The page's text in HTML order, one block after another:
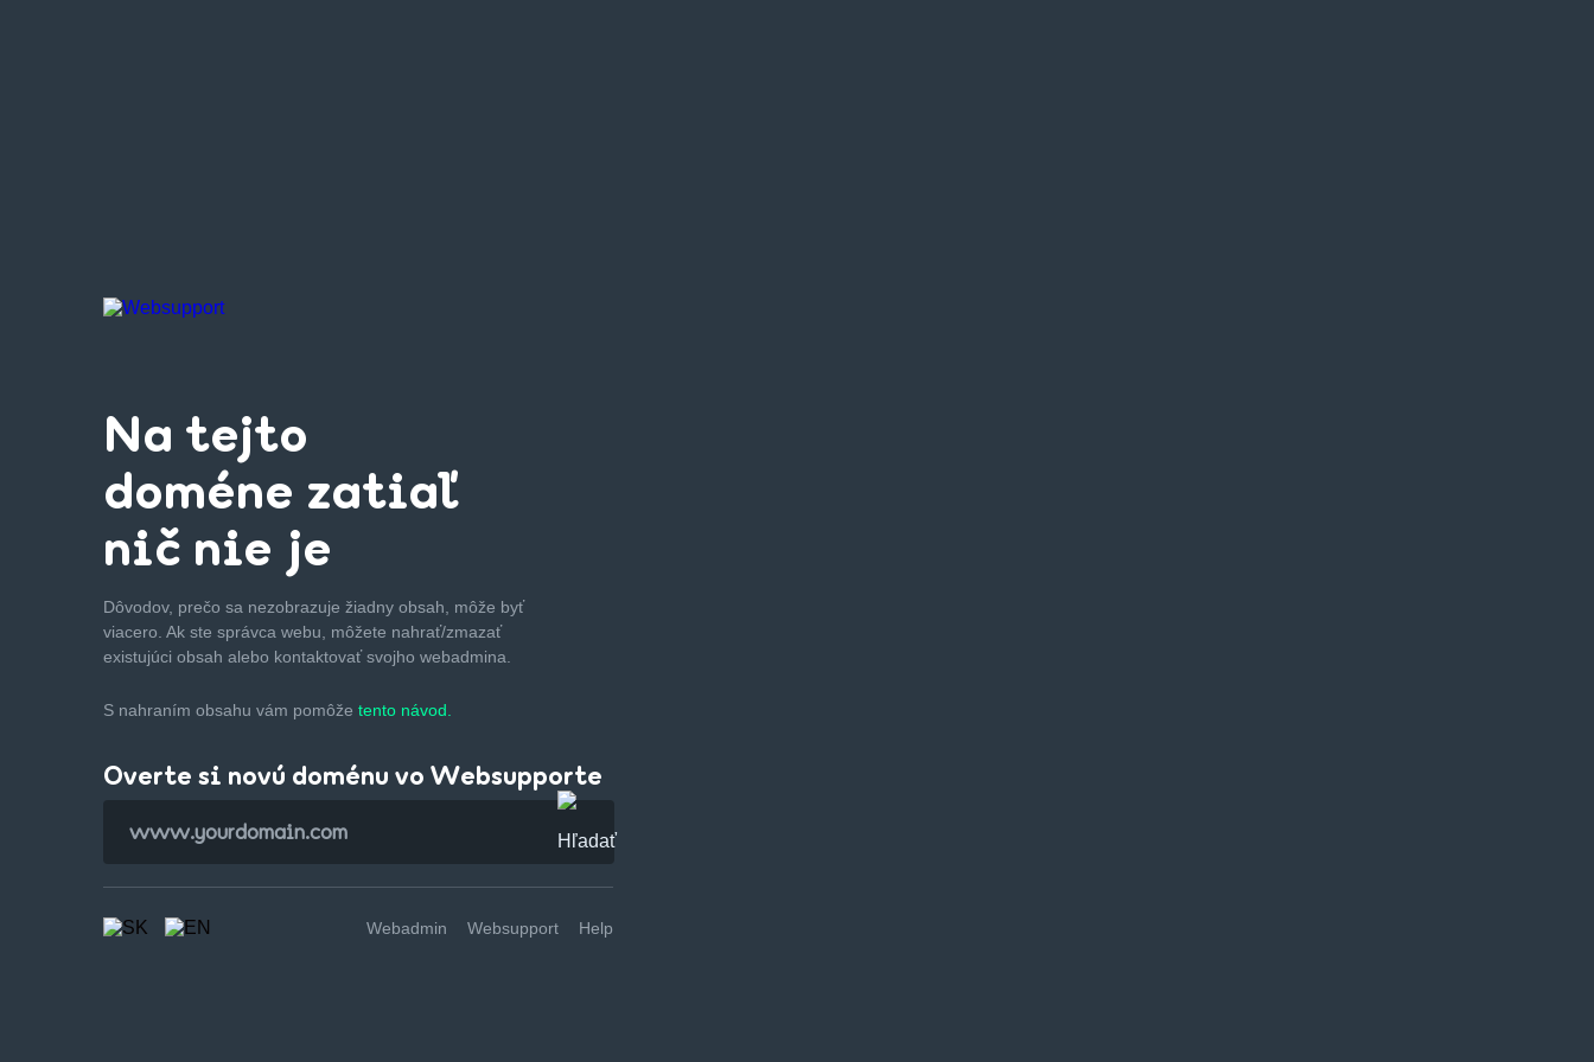
Na tejto
doméne zatiaľ
nič nie je
Dôvodov, prečo sa nezobrazuje žiadny obsah, môže byť
viacero. Ak ste správca webu, môžete nahrať/zmazať
existujúci obsah alebo kontaktovať svojho webadmina.
S nahraním obsahu vám pomôže tento návod.
Overte si novú doménu vo Websupporte
Webadmin Websupport Help